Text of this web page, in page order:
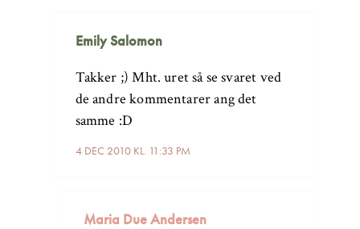
Emily Salomon
4 DEC 2010 KL. 11:33 PM
Takker ;) Mht. uret så se svaret ved
de andre kommentarer ang det
samme :D
Maria Due Andersen